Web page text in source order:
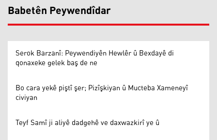
Babetên Peywendîdar
Serok Barzanî: Peywendiyên Hewlêr û Bexdayê di
qonaxeke gelek baş de ne
Bo cara yekê piştî şer; Pizîşkiyan û Mucteba Xameneyî
civiyan
Teyf Samî ji aliyê dadgehê ve daxwazkirî ye û